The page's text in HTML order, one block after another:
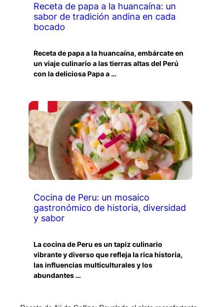
Receta de papa a la huancaína: un
sabor de tradición andina en cada
bocado
Receta de papa a la huancaína, embárcate en
un viaje culinario a las tierras altas del Perú
con la deliciosa Papa a …
Cocina de Peru: un mosaico
gastronómico de historia, diversidad
y sabor
La cocina de Peru es un tapiz culinario
vibrante y diverso que refleja la rica historia,
las influencias multiculturales y los
abundantes …